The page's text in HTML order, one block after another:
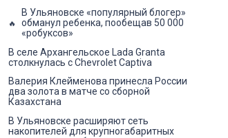
В Ульяновске «популярный блогер»
обманул ребенка, пообещав 50 000
«робуксов»
В селе Архангельское Lada Granta
столкнулась с Chevrolet Captiva
Валерия Клейменова принесла России
два золота в матче со сборной
Казахстана
В Ульяновске расширяют сеть
накопителей для крупногабаритных